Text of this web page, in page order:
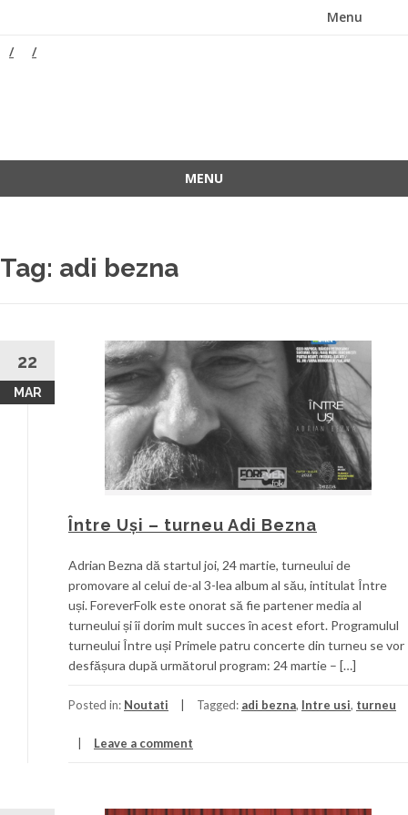
Menu
MENU
Tag: adi bezna
22
MAR
Între Uși – turneu Adi Bezna
Adrian Bezna dă startul joi, 24 martie, turneului de
promovare al celui de-al 3-lea album al său, intitulat Între
uși. ForeverFolk este onorat să fie partener media al
turneului și îi dorim mult succes în acest efort. Programulul
turneului Între uși Primele patru concerte din turneu se vor
desfășura după următorul program: 24 martie – […]
Posted in: Noutati Tagged: adi bezna, Intre usi, turneu
Leave a comment